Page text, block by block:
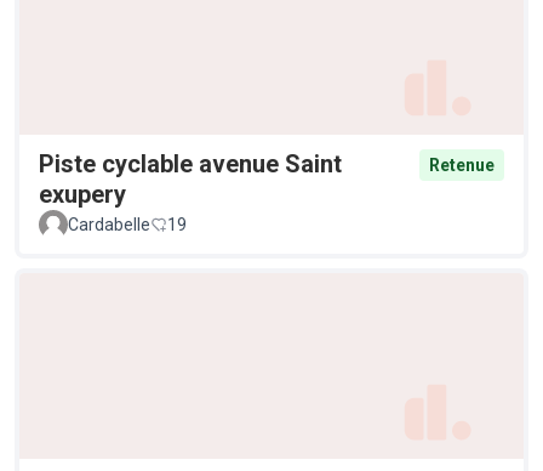
Piste cyclable avenue Saint
exupery
Retenue
Cardabelle 19